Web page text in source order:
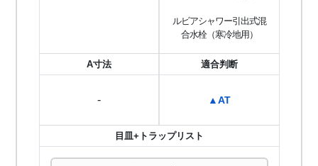
ルビアシャワー引出式混
合水栓（寒冷地用）
A寸法
-
適合判断
▲AT
目皿+トラップリスト